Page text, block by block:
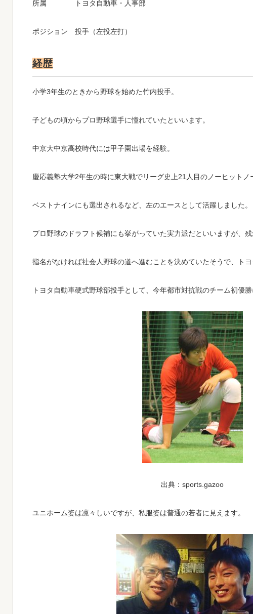
所属 トヨタ自動車・人事部
ポジション 投手（左投左打）
経歴
小学3年生のときから野球を始めた竹内投手。
子どもの頃からプロ野球選手に憧れていたといいます。
中京大中京高校時代には甲子園出場を経験。
慶応義塾大学2年生の時に東大戦でリーグ史上21人目のノーヒットノ
ベストナインにも選出されるなど、左のエースとして活躍しました。
プロ野球のドラフト候補にも挙がっていた実力派だといいますが、残
指名がなければ社会人野球の道へ進むことを決めていたそうで、トヨ
トヨタ自動車硬式野球部投手として、今年都市対抗戦のチーム初優勝
出典：sports.gazoo
ユニホーム姿は凛々しいですが、私服姿は普通の若者に見えます。